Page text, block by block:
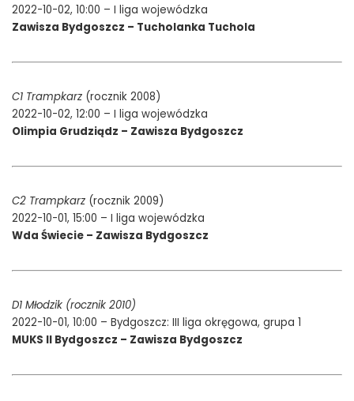
2022-10-02, 10:00 – I liga wojewódzka
Zawisza Bydgoszcz – Tucholanka Tuchola
C1 Trampkarz (rocznik 2008)
2022-10-02, 12:00 – I liga wojewódzka
Olimpia Grudziądz – Zawisza Bydgoszcz
C2 Trampkarz (rocznik 2009)
2022-10-01, 15:00 – I liga wojewódzka
Wda Świecie – Zawisza Bydgoszcz
D1 Młodzik (rocznik 2010)
2022-10-01, 10:00 – Bydgoszcz: III liga okręgowa, grupa 1
MUKS II Bydgoszcz – Zawisza Bydgoszcz